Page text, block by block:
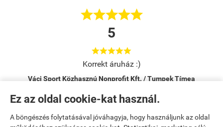
Ez az oldal cookie-kat használ.
A böngészés folytatásával jóváhagyja, hogy használjunk az oldal

5

Korrekt áruház :)
Váci Sport Közhasznú Nonprofit Kft. / Tumpek Tímea
Kezdőlap|Regisztráció|Bemutatkozás|